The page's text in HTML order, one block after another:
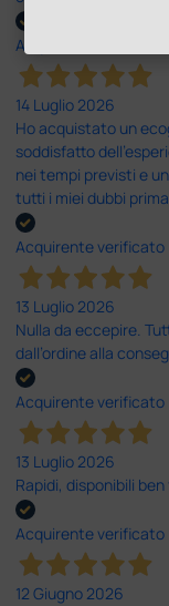
Acquirente verificato
14 Luglio 2026
Ho acquistato un
soddisfatto
nei tempi previsti e
tutti i miei dubbi
Acquirente verificato
13 Luglio 2026
Nulla da eccepire.
dall’ordine alla
Acquirente verificato
13 Luglio 2026
Rapidi, disponibili
Acquirente verificato
12 Giugno 2026